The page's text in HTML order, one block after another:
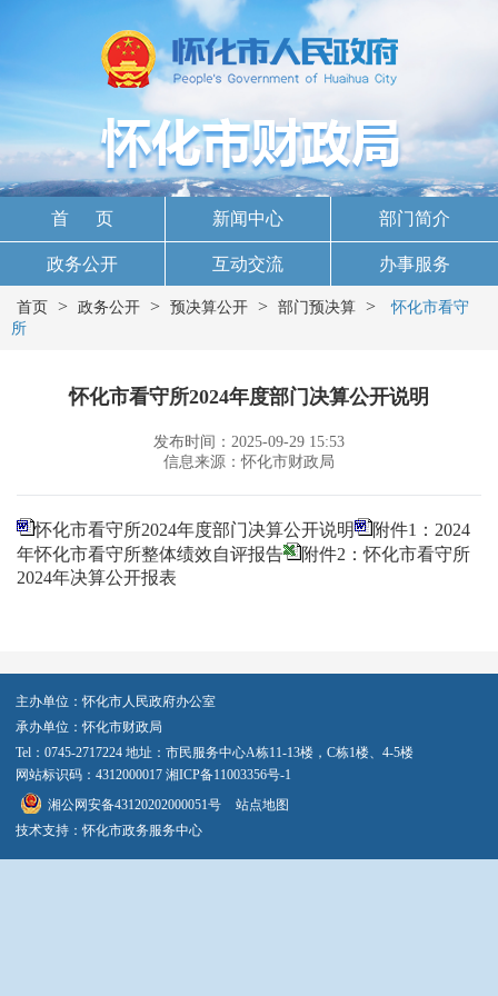
首 页 新闻中心 部门简介
政务公开 互动交流 办事服务
首页 > 政务公开 > 预决算公开 > 部门预决算 >
怀化市看守
所
怀化市看守所2024年度部门决算公开说明
发布时间：2025-09-29 15:53
信息来源：怀化市财政局
怀化市看守所2024年度部门决算公开说明
附件1：2024
年怀化市看守所整体绩效自评报告
附件2：怀化市看守所
2024年决算公开报表
主办单位：怀化市人民政府办公室
承办单位：怀化市财政局
Tel：0745-2717224 地址：市民服务中心A栋11-13楼，C栋1楼、4-5楼
网站标识码：4312000017 湘ICP备11003356号-1
湘公网安备43120202000051号
站点地图
技术支持：怀化市政务服务中心